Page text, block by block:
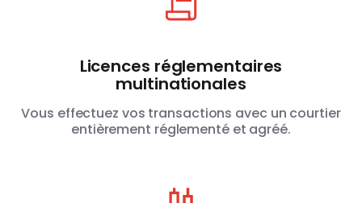
Licences réglementaires
multinationales
Vous effectuez vos transactions avec un courtier
entièrement réglementé et agréé.